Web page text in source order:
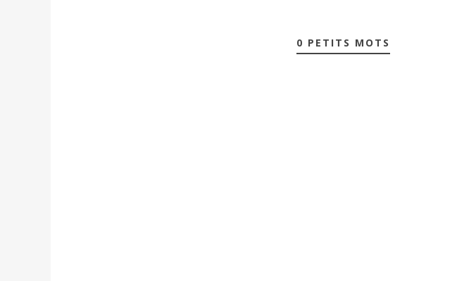
0 PETITS MOTS